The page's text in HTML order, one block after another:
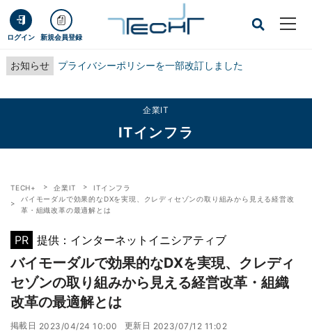
ログイン 新規会員登録
お知らせ プライバシーポリシーを一部改訂しました
企業IT
ITインフラ
TECH+ 企業IT
ITインフラ
バイモーダルで効果的なDXを実現、クレディセゾンの取り組みから見える経営改
革・組織改革の最適解とは
PR 提供：インターネットイニシアティブ
バイモーダルで効果的なDXを実現、クレディ
セゾンの取り組みから見える経営改革・組織
改革の最適解とは
掲載日 2023/04/24 10:00 更新日 2023/07/12 11:02